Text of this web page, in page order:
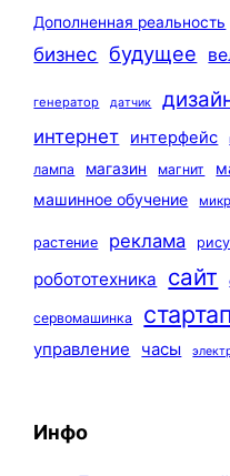
Дополненная реальность
бизнес будущее
генератор датчик
интернет интерфейс
лампа
магазин магнит
машинное обучение
растение реклама
робототехника сайт
сервомашинка стартап
управление часы
Инфо